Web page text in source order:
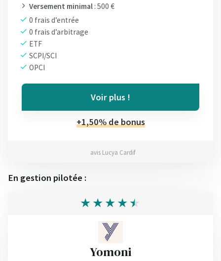
Versement minimal : 500 €
0 frais d’entrée
0 frais d’arbitrage
ETF
SCPI/SCI
OPCI
Voir plus !
+1,50% de bonus
avis Lucya Cardif
En gestion pilotée :
Yomoni